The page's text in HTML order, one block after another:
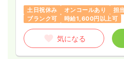
土日祝休み
オンコールあり
担
ブランク可
時給1,600円以上可
気になる